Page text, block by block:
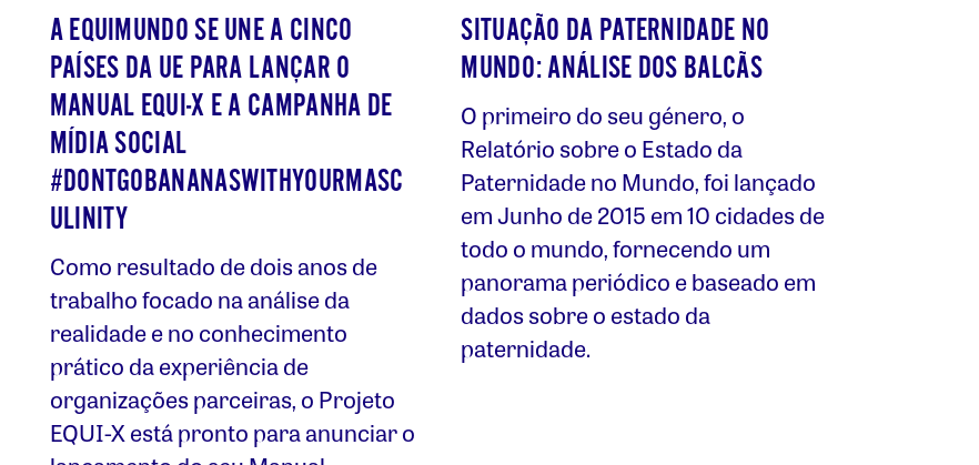
A EQUIMUNDO SE UNE A CINCO
PAÍSES DA UE PARA LANÇAR O
MANUAL EQUI-X E A CAMPANHA DE
MÍDIA SOCIAL
#DONTGOBANANASWITHYOURMASC
ULINITY
Como resultado de dois anos de
trabalho focado na análise da
realidade e no conhecimento
prático da experiência de
organizações parceiras, o Projeto
EQUI-X está pronto para anunciar o
SITUAÇÃO DA PATERNIDADE NO
MUNDO: ANÁLISE DOS BALCÃS
O primeiro do seu género, o
Relatório sobre o Estado da
Paternidade no Mundo, foi lançado
em Junho de 2015 em 10 cidades de
todo o mundo, fornecendo um
panorama periódico e baseado em
dados sobre o estado da
paternidade.